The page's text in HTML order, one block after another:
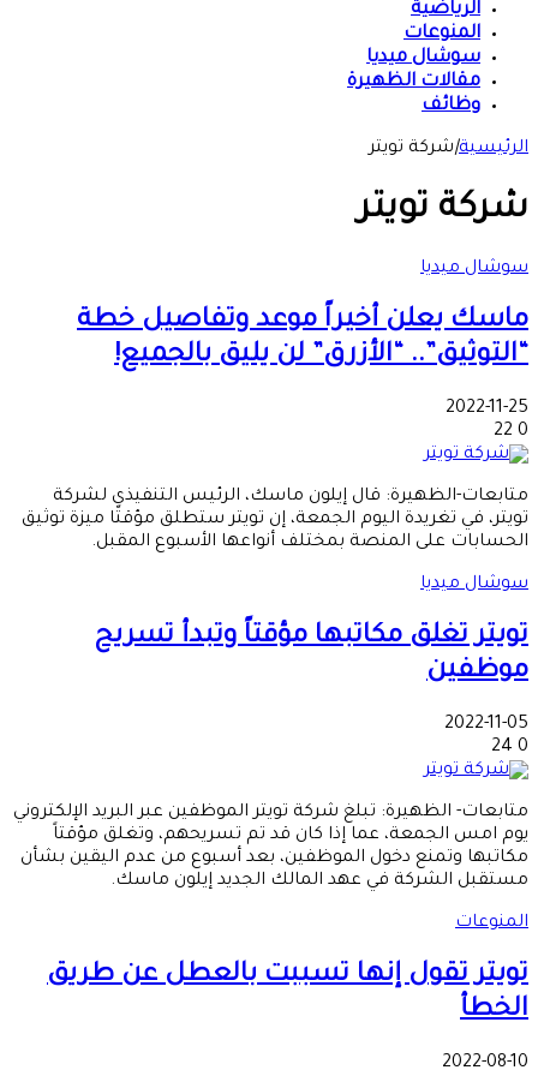
الرياضية
المنوعات
سوشال ميديا
مقالات الظهيرة
وظائف
الرئيسية|شركة تويتر
شركة تويتر
سوشال ميديا
ماسك يعلن أخيراً موعد وتفاصيل خطة
“التوثيق”.. “الأزرق” لن يليق بالجميع!
2022-11-25
0
متابعات-الظهيرة: قال إيلون ماسك، الرئيس التنفيذي لشركة
تويتر، في تغريدة اليوم الجمعة، إن تويتر ستطلق مؤقتًا ميزة توثيق
الحسابات على المنصة بمختلف أنواعها الأسبوع المقبل.
سوشال ميديا
تويتر تغلق مكاتبها مؤقتاً وتبدأ تسريح
موظفين
2022-11-05
0
متابعات- الظهيرة: تبلغ شركة تويتر الموظفين عبر البريد الإلكتروني
يوم امس الجمعة، عما إذا كان قد تم تسريحهم، وتغلق مؤقتاً
مكاتبها وتمنع دخول الموظفين، بعد أسبوع من عدم اليقين بشأن
مستقبل الشركة في عهد المالك الجديد إيلون ماسك.
المنوعات
تويتر تقول إنها تسببت بالعطل عن طريق
الخطأ
2022-08-10